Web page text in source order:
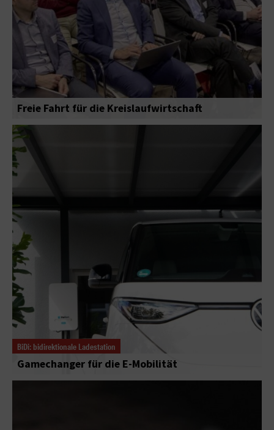
Freie Fahrt für die Kreislaufwirtschaft
BiDi: bidirektionale Ladestation
Gamechanger für die E-Mobilität